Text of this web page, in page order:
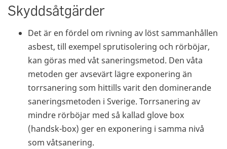
Skyddsåtgärder
Det är en fördel om rivning av löst sammanhållen
asbest, till exempel sprutisolering och rörböjar,
kan göras med våt saneringsmetod. Den våta
metoden ger avsevärt lägre exponering än
torrsanering som hittills varit den dominerande
saneringsmetoden i Sverige. Torrsanering av
mindre rörböjar med så kallad glove box
(handsk-box) ger en exponering i samma nivå
som våtsanering.